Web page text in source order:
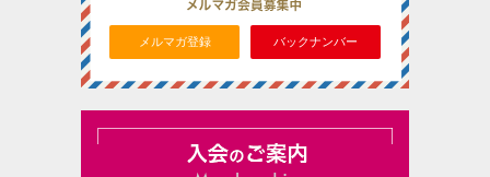
メルマガ登録 バックナンバー